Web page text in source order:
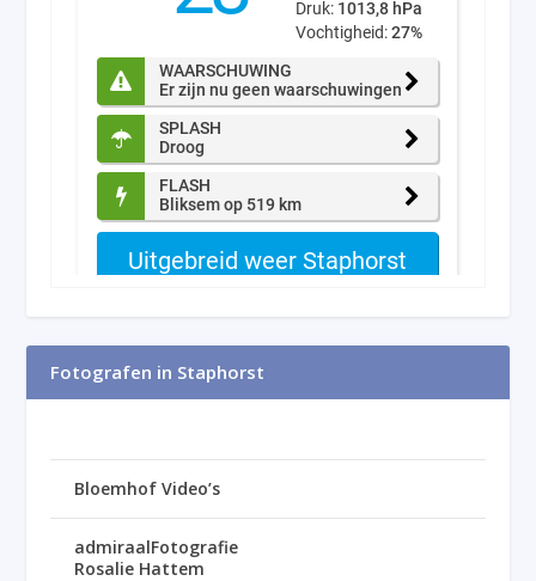
Fotografen in Staphorst
Bloemhof Video’s
admiraalFotografie
Rosalie Hattem